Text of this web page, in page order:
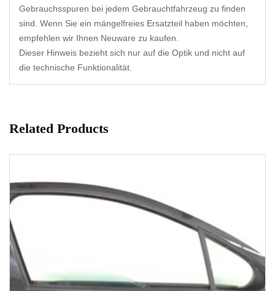
Gebrauchsspuren bei jedem Gebrauchtfahrzeug zu finden
sind. Wenn Sie ein mängelfreies Ersatzteil haben möchten,
empfehlen wir Ihnen Neuware zu kaufen.
Dieser Hinweis bezieht sich nur auf die Optik und nicht auf
die technische Funktionalität.
Related Products